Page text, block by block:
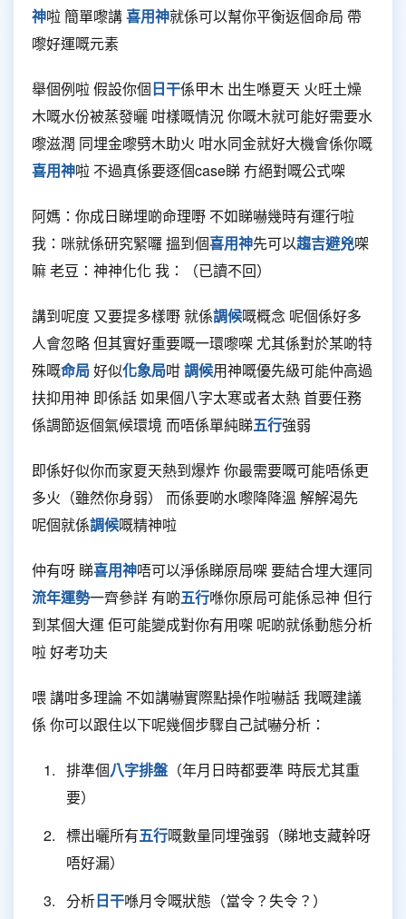
神啦 簡單嚟講喜用神就係可以幫你平衡返個命局 帶
嚟好運嘅元素
舉個例啦 假設你個日干係甲木 出生喺夏天 火旺土燥
木嘅水份被蒸發曬 咁樣嘅情況 你嘅木就可能好需要水
嚟滋潤 同埋金嚟劈木助火 咁水同金就好大機會係你嘅
喜用神啦 不過真係要逐個case睇 冇絕對嘅公式㗎
阿媽：你成日睇埋啲命理嘢 不如睇嚇幾時有運行啦
我：咪就係研究緊囉 搵到個喜用神先可以趨吉避兇㗎
嘛 老豆：神神化化 我：（已讀不回）
講到呢度 又要提多樣嘢 就係調候嘅概念 呢個係好多
人會忽略 但其實好重要嘅一環嚟㗎 尤其係對於某啲特
殊嘅命局好似化象局咁調候用神嘅優先級可能仲高過
扶抑用神 即係話 如果個八字太寒或者太熱 首要任務
係調節返個氣候環境 而唔係單純睇五行強弱
即係好似你而家夏天熱到爆炸 你最需要嘅可能唔係更
多火（雖然你身弱） 而係要啲水嚟降降溫 解解渴先
呢個就係調候嘅精神啦
仲有呀 睇喜用神唔可以淨係睇原局㗎 要結合埋大運同
流年運勢一齊參詳 有啲五行喺你原局可能係忌神 但行
到某個大運 佢可能變成對你有用㗎 呢啲就係動態分析
啦 好考功夫
喂 講咁多理論 不如講嚇實際點操作啦嚇話 我嘅建議
係 你可以跟住以下呢幾個步驟自己試嚇分析：
排準個八字排盤 （年月日時都要準 時辰尤其重
要）
標出曬所有五行嘅數量同埋強弱（睇地支藏幹呀
唔好漏）
分析日干喺月令嘅狀態（當令？失令？）